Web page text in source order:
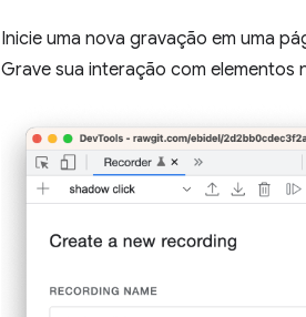
Inicie uma nova gravação em uma
Grave sua interação com